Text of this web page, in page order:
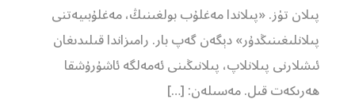
پىلان تۈز. «پىلاندا مەغلۇب بولغىنىڭ، مەغلۇبىيەتنى
پىلانلىغىنىڭدۇر» دېگەن گەپ بار. رامىزاندا قىلىدىغان
ئىشلارنى پىلانلاپ، پىلانىڭىنى ئەمەلگە ئاشۇرۇشقا
ھەرىكەت قىل. مەسىلەن: […]